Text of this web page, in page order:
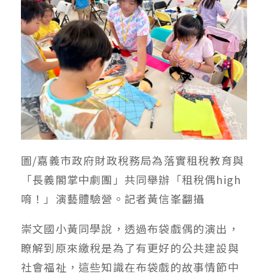
圖/嘉義市政府財政稅務局為落實租稅教育與
「長義閣掌中劇團」共同舉辦「租稅偶high
唷！」演藝體驗營。記者黃信峯翻攝
崇文國小黃同學說，透過布袋戲偶的演出，
瞭解到原來繳稅是為了有更好的公共建設與
社會福祉，這些知識在布袋戲的故事情節中